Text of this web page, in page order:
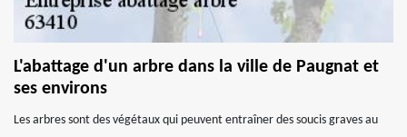
L'abattage d'un arbre dans la ville de Paugnat et
ses environs
Les arbres sont des végétaux qui peuvent entraîner des soucis graves au